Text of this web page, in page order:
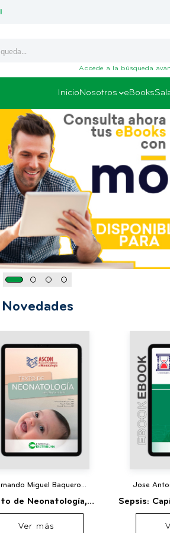
Accede a la búsqueda
InicioNosotros eBooks
Novedades
Miguel Baquero
Amparo Troncoso Moreno
de Neonatología,
Segunda Edición
Ver más
Jose
Sepsis:
Medicina